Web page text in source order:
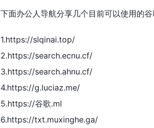
下面办公人导航分享几个目前可以使用的
1.https://slqinai.top/
2.https://search.ecnu.cf/
3.https://search.ahnu.cf/
4.https://g.luciaz.me/
5.https://谷歌.ml
6.https://txt.muxinghe.ga/